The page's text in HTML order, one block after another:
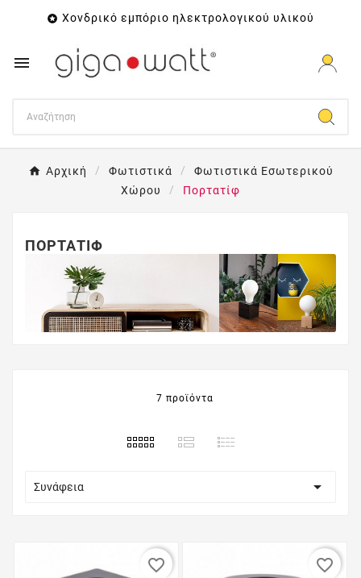
 Χονδρικό εμπόριο ηλεκτρολογικού υλικού

Αρχική Φωτιστικά
Φωτιστικά Εσωτερικού
Χώρου
Πορτατίφ
ΠΟΡΤΑΤΊΦ
7 προϊόντα
Συνάφεια 
favorite_border favorite_border